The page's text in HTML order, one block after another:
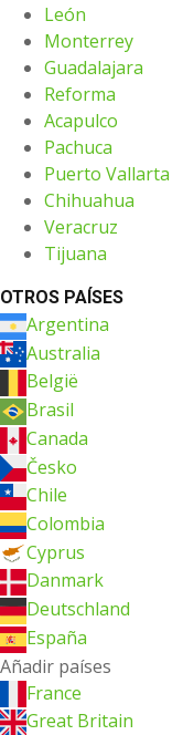
León
Monterrey
Guadalajara
Reforma
Acapulco
Pachuca
Puerto Vallarta
Chihuahua
Veracruz
Tijuana
OTROS PAÍSES
Argentina
Australia
België
Brasil
Canada
Česko
Chile
Colombia
Cyprus
Danmark
Deutschland
España
Añadir países
France
Great Britain